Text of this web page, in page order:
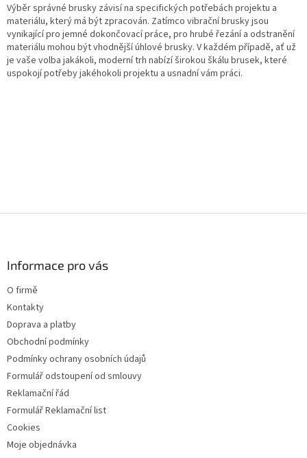
Výběr správné brusky závisí na specifických potřebách projektu a
materiálu, který má být zpracován. Zatímco vibrační brusky jsou
vynikající pro jemné dokončovací práce, pro hrubé řezání a odstranění
materiálu mohou být vhodnější úhlové brusky. V každém případě, ať už
je vaše volba jakákoli, moderní trh nabízí širokou škálu brusek, které
uspokojí potřeby jakéhokoli projektu a usnadní vám práci.
Informace pro vás
O firmě
Kontakty
Doprava a platby
Obchodní podmínky
Podmínky ochrany osobních údajů
Formulář odstoupení od smlouvy
Reklamační řád
Formulář Reklamační list
Cookies
Moje objednávka